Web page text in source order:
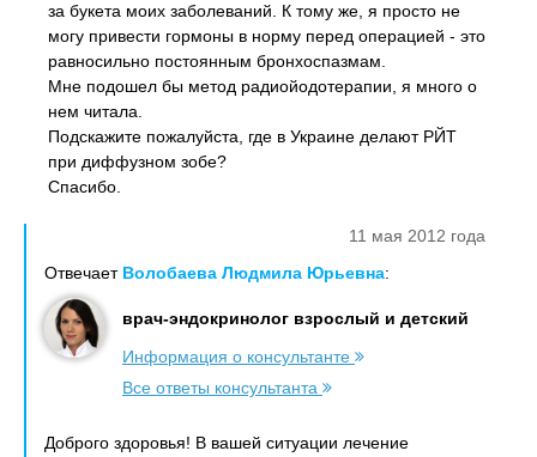
за букета моих заболеваний. К тому же, я просто не
могу привести гормоны в норму перед операцией - это
равносильно постоянным бронхоспазмам.
Мне подошел бы метод радиойодотерапии, я много о
нем читала.
Подскажите пожалуйста, где в Украине делают РЙТ
при диффузном зобе?
Спасибо.
11 мая 2012 года
Отвечает Волобаева Людмила Юрьевна:
врач-эндокринолог взрослый и детский
Информация о консультанте
Все ответы консультанта
Доброго здоровья! В вашей ситуации лечение